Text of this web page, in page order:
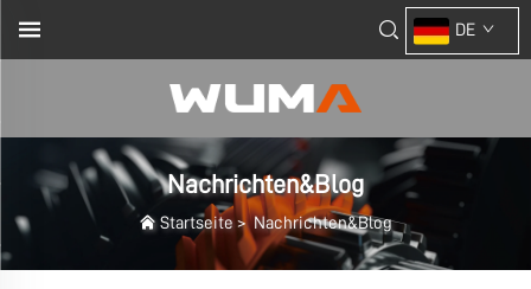
DE
Nachrichten&Blog
Startseite >Nachrichten&Blog